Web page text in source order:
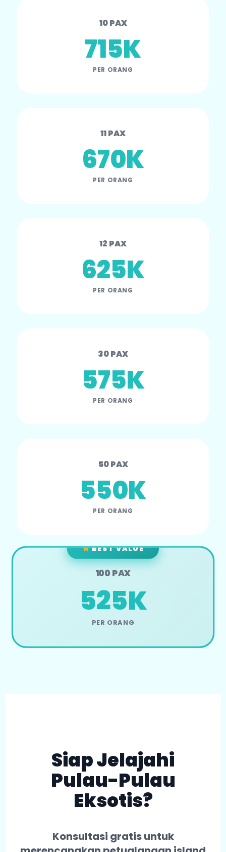
10 PAX
715K
PER ORANG
11 PAX
670K
PER ORANG
12 PAX
625K
PER ORANG
30 PAX
575K
PER ORANG
50 PAX
550K
PER ORANG
BEST VALUE
100 PAX
525K
PER ORANG
Siap Jelajahi
Pulau-Pulau
Eksotis?
Konsultasi gratis untuk